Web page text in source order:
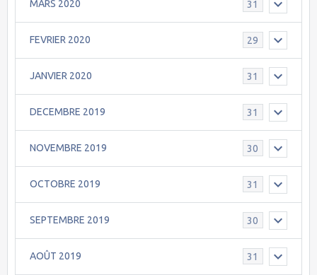
MARS 2020 31
FEVRIER 2020 29
JANVIER 2020 31
DECEMBRE 2019 31
NOVEMBRE 2019 30
OCTOBRE 2019 31
SEPTEMBRE 2019 30
AOÛT 2019 31